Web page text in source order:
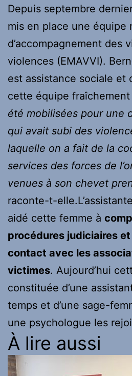
Depuis septembre
mis en place une équipe
d’accompagnement des
violences (EMAVVI).
est assistance sociale et
cette équipe fraîchement
été mobilisées pour une
qui avait subi des
laquelle on a fait de la
services des forces de
venues à son chevet
raconte-t-elle.
aidé cette femme à
procédures judiciaires
contact avec les
victimes. Aujourd’hui
constituée d’une
temps et d’une sage-
une psychologue les
À lire aussi